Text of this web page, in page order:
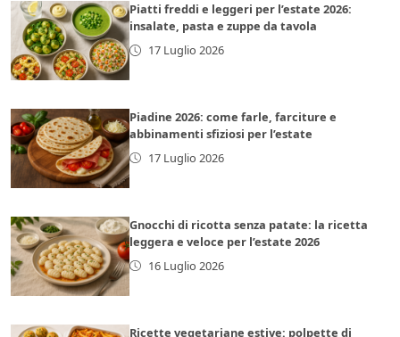
Piatti freddi e leggeri per l’estate 2026:
insalate, pasta e zuppe da tavola
17 Luglio 2026
Piadine 2026: come farle, farciture e
abbinamenti sfiziosi per l’estate
17 Luglio 2026
Gnocchi di ricotta senza patate: la ricetta
leggera e veloce per l’estate 2026
16 Luglio 2026
Ricette vegetariane estive: polpette di